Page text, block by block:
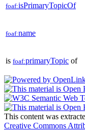
foaf:isPrimaryTopicOf
foaf:name
is foaf:primaryTopic of
This content was
Creative Commons